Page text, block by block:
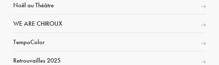
Noël au Théâtre
WE ARE CHIROUX
TempoColor
Retrouvailles 2025